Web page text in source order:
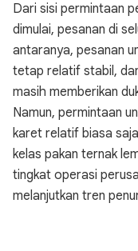
Dari sisi permintaan
dimulai, pesanan di
antaranya, pesanan
tetap relatif stabil,
masih memberikan
Namun, permintaan
karet relatif biasa
kelas pakan ternak
tingkat operasi
melanjutkan tren